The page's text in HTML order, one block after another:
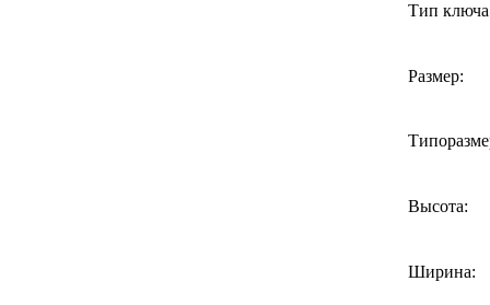
Тип
Размер:
Высота:
Ширина: